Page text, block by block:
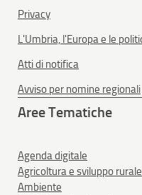
Privacy
L'Umbria, l'Europa e le
Atti di notifica
Avviso per nomine regionali
Aree Tematiche
Agenda digitale
Agricoltura e sviluppo rurale
Ambiente